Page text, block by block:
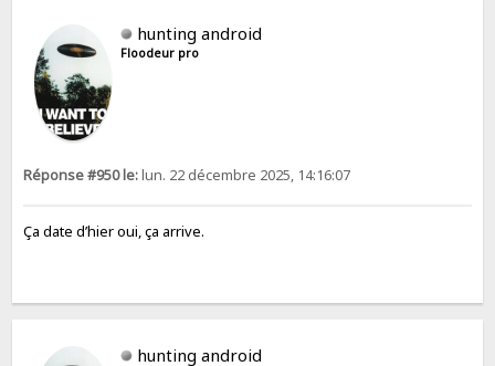
hunting android
Floodeur pro
Réponse #950 le:lun. 22 décembre 2025, 14:16:07
Ça date d’hier oui, ça arrive.
hunting android